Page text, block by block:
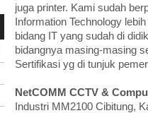
juga printer. Kami sudah
Information Technology
bidang IT yang sudah di
bidangnya masing-masing
Sertifikasi yg di tunjuk
NetCOMM CCTV &
Industri MM2100 Cibitung,